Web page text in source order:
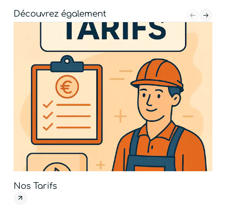
Découvrez également
Nos Tarifs